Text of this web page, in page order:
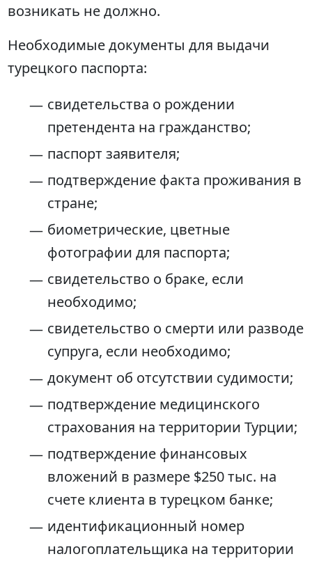
возникать не должно.
Необходимые документы для выдачи
турецкого паспорта:
свидетельства о рождении
претендента на гражданство;
паспорт заявителя;
подтверждение факта проживания в
стране;
биометрические, цветные
фотографии для паспорта;
свидетельство о браке, если
необходимо;
свидетельство о смерти или разводе
супруга, если необходимо;
документ об отсутствии судимости;
подтверждение медицинского
страхования на территории Турции;
подтверждение финансовых
вложений в размере $250 тыс. на
счете клиента в турецком банке;
идентификационный номер
налогоплательщика на территории